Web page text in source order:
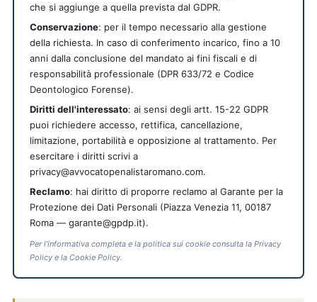
che si aggiunge a quella prevista dal GDPR.
Conservazione: per il tempo necessario alla gestione
della richiesta. In caso di conferimento incarico, fino a 10
anni dalla conclusione del mandato ai fini fiscali e di
responsabilità professionale (DPR 633/72 e Codice
Deontologico Forense).
Diritti dell'interessato: ai sensi degli artt. 15-22 GDPR
puoi richiedere accesso, rettifica, cancellazione,
limitazione, portabilità e opposizione al trattamento. Per
esercitare i diritti scrivi a
privacy@avvocatopenalistaromano.com.
Reclamo: hai diritto di proporre reclamo al Garante per la
Protezione dei Dati Personali (Piazza Venezia 11, 00187
Roma — garante@gpdp.it).
Per l'informativa completa e la politica sui cookie consulta la Privacy
Policy e la Cookie Policy.